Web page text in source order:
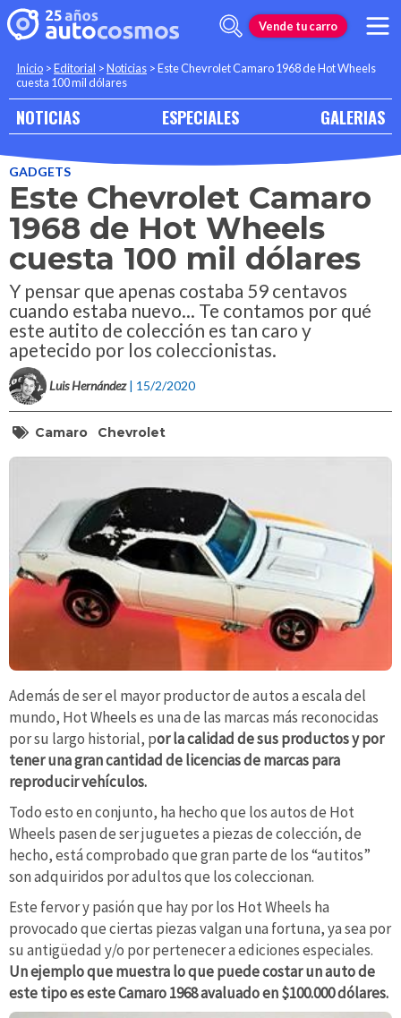
Vende tu carro
Inicio >Editorial >Noticias >Este Chevrolet Camaro 1968 de Hot Wheels
cuesta 100 mil dólares
NOTICIAS ESPECIALES GALERIAS
GADGETS
Este Chevrolet Camaro
1968 de Hot Wheels
cuesta 100 mil dólares
Y pensar que apenas costaba 59 centavos
cuando estaba nuevo... Te contamos por qué
este autito de colección es tan caro y
apetecido por los coleccionistas.
Luis Hernández | 15/2/2020
Camaro Chevrolet
Además de ser el mayor productor de autos a escala del
mundo, Hot Wheels es una de las marcas más reconocidas
por su largo historial, por la calidad de sus productos y por
tener una gran cantidad de licencias de marcas para
reproducir vehículos.
Todo esto en conjunto, ha hecho que los autos de Hot
Wheels pasen de ser juguetes a piezas de colección, de
hecho, está comprobado que gran parte de los “autitos”
son adquiridos por adultos que los coleccionan.
Este fervor y pasión que hay por los Hot Wheels ha
provocado que ciertas piezas valgan una fortuna, ya sea por
su antigüedad y/o por pertenecer a ediciones especiales.
Un ejemplo que muestra lo que puede costar un auto de
este tipo es este Camaro 1968 avaluado en $100.000 dólares.